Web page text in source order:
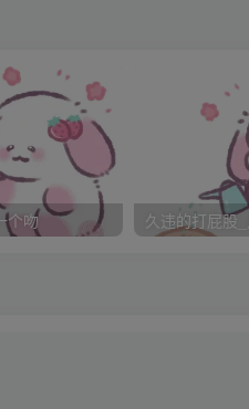
拍拍玄尚德的肩。
个吻 久违的打屁股